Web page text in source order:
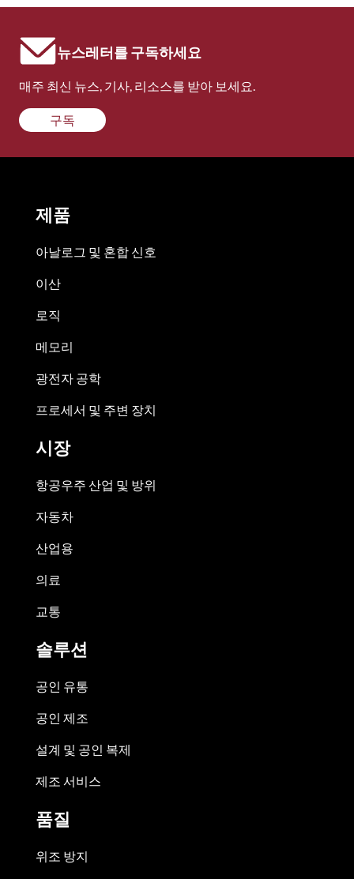
뉴스레터를 구독하세요
매주 최신 뉴스, 기사, 리소스를 받아 보세요.
구독
제품
아날로그 및 혼합 신호
이산
로직
메모리
광전자 공학
프로세서 및 주변 장치
시장
항공우주 산업 및 방위
자동차
산업용
의료
교통
솔루션
공인 유통
공인 제조
설계 및 공인 복제
제조 서비스
품질
위조 방지